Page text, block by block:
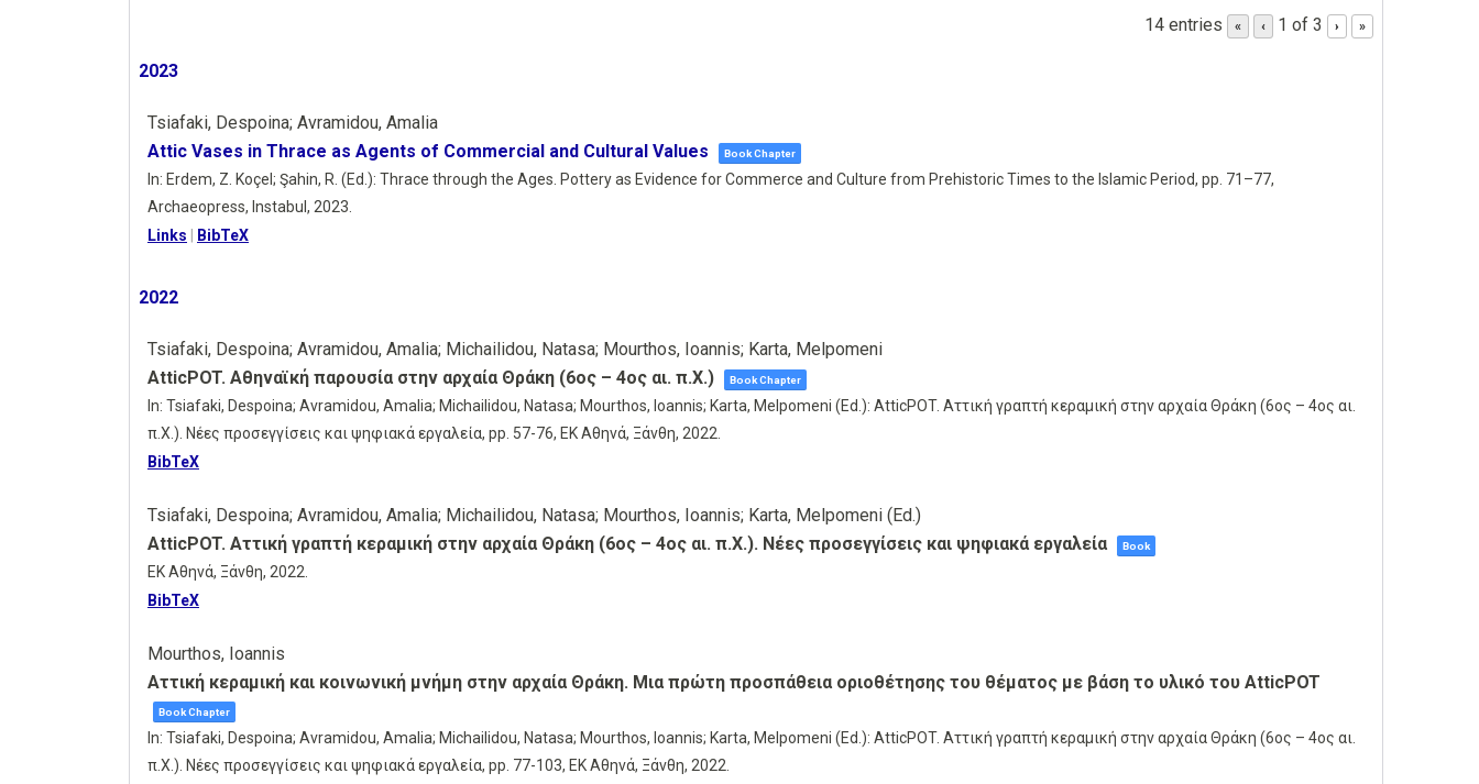
14 entries « ‹ 1 of 3 › »
2023
Tsiafaki, Despoina; Avramidou, Amalia
Attic Vases in Thrace as Agents of Commercial and Cultural Values
Book Chapter
In: Erdem, Z. Koçel; Şahin, R. (Ed.): Thrace through the Ages. Pottery as Evidence for Commerce and Culture from Prehistoric Times to the Islamic Period, pp. 71–77,
Archaeopress, Instabul, 2023
Links
BibTeX
2022
Tsiafaki, Despoina; Avramidou, Amalia; Michailidou, Natasa; Mourthos, Ioannis; Karta, Melpomeni
AtticPOT. Αθηναϊκή παρουσία στην αρχαία Θράκη (6ος – 4ος αι. π.Χ.)
Book Chapter
In: Tsiafaki, Despoina; Avramidou, Amalia; Michailidou, Natasa; Mourthos, Ioannis; Karta, Melpomeni (Ed.): AtticPOT. Αττική γραπτή κεραμική στην αρχαία Θράκη (6ος – 4ος αι.
π.Χ.). Νέες προσεγγίσεις και ψηφιακά εργαλεία, pp. 57-76, ΕΚ Αθηνά, Ξάνθη, 2022
BibTeX
Tsiafaki, Despoina; Avramidou, Amalia; Michailidou, Natasa; Mourthos, Ioannis; Karta, Melpomeni (Ed.)
AtticPOT. Αττική γραπτή κεραμική στην αρχαία Θράκη (6ος – 4ος αι. π.Χ.). Νέες προσεγγίσεις και ψηφιακά εργαλεία
Book
ΕΚ Αθηνά, Ξάνθη, 2022
BibTeX
Mourthos, Ioannis
Αττική κεραμική και κοινωνική μνήμη στην αρχαία Θράκη. Μια πρώτη προσπάθεια οριοθέτησης του θέματος με βάση το υλικό του AtticPOT
Book Chapter
In: Tsiafaki, Despoina; Avramidou, Amalia; Michailidou, Natasa; Mourthos, Ioannis; Karta, Melpomeni (Ed.): AtticPOT. Αττική γραπτή κεραμική στην αρχαία Θράκη (6ος – 4ος αι.
π.Χ.). Νέες προσεγγίσεις και ψηφιακά εργαλεία, pp. 77-103, ΕΚ Αθηνά, Ξάνθη, 2022